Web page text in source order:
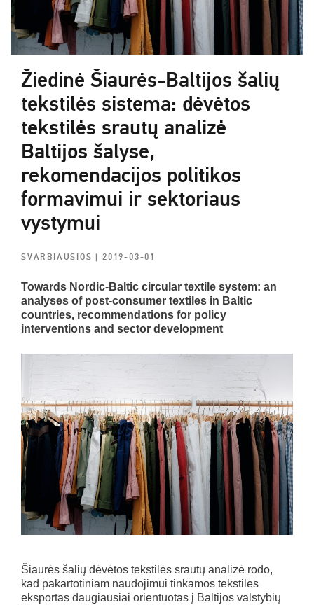
Žiedinė Šiaurės-Baltijos šalių
tekstilės sistema: dėvėtos
tekstilės srautų analizė
Baltijos šalyse,
rekomendacijos politikos
formavimui ir sektoriaus
vystymui
SVARBIAUSIOS | 2019-03-01
Towards Nordic-Baltic circular textile system: an
analyses of post-consumer textiles in Baltic
countries, recommendations for policy
interventions and sector development
Šiaurės šalių dėvėtos tekstilės srautų analizė rodo,
kad pakartotiniam naudojimui tinkamos tekstilės
eksportas daugiausiai orientuotas į Baltijos valstybių